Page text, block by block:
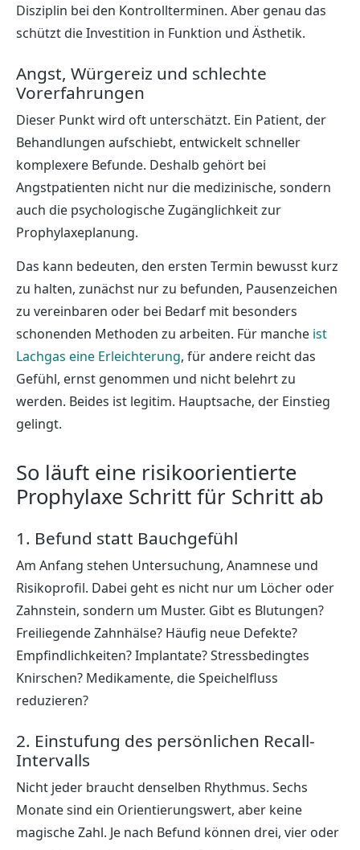
Disziplin bei den Kontrollterminen. Aber genau das
schützt die Investition in Funktion und Ästhetik.
Angst, Würgereiz und schlechte
Vorerfahrungen
Dieser Punkt wird oft unterschätzt. Ein Patient, der
Behandlungen aufschiebt, entwickelt schneller
komplexere Befunde. Deshalb gehört bei
Angstpatienten nicht nur die medizinische, sondern
auch die psychologische Zugänglichkeit zur
Prophylaxeplanung.
Das kann bedeuten, den ersten Termin bewusst kurz
zu halten, zunächst nur zu befunden, Pausenzeichen
zu vereinbaren oder bei Bedarf mit besonders
schonenden Methoden zu arbeiten. Für manche ist
Lachgas eine Erleichterung, für andere reicht das
Gefühl, ernst genommen und nicht belehrt zu
werden. Beides ist legitim. Hauptsache, der Einstieg
gelingt.
So läuft eine risikoorientierte
Prophylaxe Schritt für Schritt ab
1. Befund statt Bauchgefühl
Am Anfang stehen Untersuchung, Anamnese und
Risikoprofil. Dabei geht es nicht nur um Löcher oder
Zahnstein, sondern um Muster. Gibt es Blutungen?
Freiliegende Zahnhälse? Häufig neue Defekte?
Empfindlichkeiten? Implantate? Stressbedingtes
Knirschen? Medikamente, die Speichelfluss
reduzieren?
2. Einstufung des persönlichen Recall-
Intervalls
Nicht jeder braucht denselben Rhythmus. Sechs
Monate sind ein Orientierungswert, aber keine
magische Zahl. Je nach Befund können drei, vier oder